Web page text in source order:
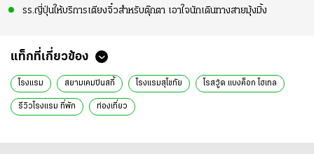
รร.ญี่ปุ่นให้บริการเตียงจิ๋วสำหรับตุ๊กตา เอาใจนักเดินทางสายมุ้งมิ้ง
แท็กที่เกี่ยวข้อง
โรงแรม สยามเคมปินสกี้ โรงแรมสุโขทัย โรสวู้ด แบงค็อก โฮเทล
รีวิวโรงแรม ที่พัก ท่องเที่ยว